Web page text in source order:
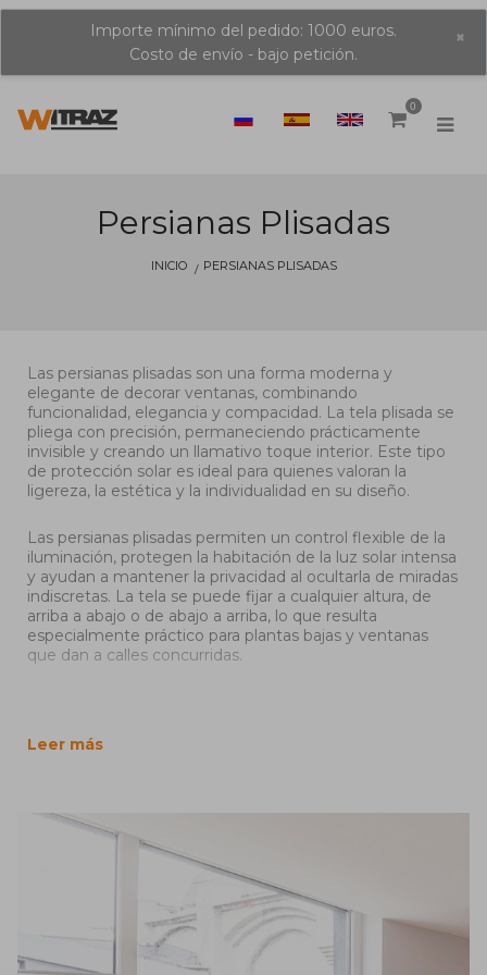
Importe mínimo del pedido: 1000 euros.
Costo de envío - bajo petición.
×
0
Persianas Plisadas
INICIO PERSIANAS PLISADAS
Las persianas plisadas son una forma moderna y
elegante de decorar ventanas, combinando
funcionalidad, elegancia y compacidad. La tela plisada se
pliega con precisión, permaneciendo prácticamente
invisible y creando un llamativo toque interior. Este tipo
de protección solar es ideal para quienes valoran la
ligereza, la estética y la individualidad en su diseño.
Las persianas plisadas permiten un control flexible de la
iluminación, protegen la habitación de la luz solar intensa
y ayudan a mantener la privacidad al ocultarla de miradas
indiscretas. La tela se puede fijar a cualquier altura, de
arriba a abajo o de abajo a arriba, lo que resulta
especialmente práctico para plantas bajas y ventanas
que dan a calles concurridas.
moderno, de alta tecnología y clásico. Aportan
¿Dónde se utilizan con más frecuencia las
persianas plisadas?
- En espacios residenciales:
habitaciones infantiles, áticos.
Crean un ambiente acogedor, no ocupan espacio, son
fáciles de limpiar y ofrecen una excelente protección
- En oficinas y cubículos:
reducen el deslumbramiento
Leer más